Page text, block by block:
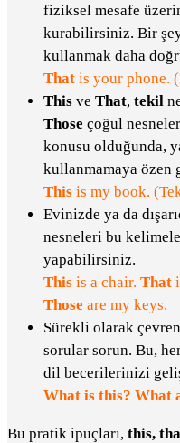
fiziksel mesafe
kurabilirsiniz. Bir
kullanmak daha
That is your phone.
This ve That, tekil
Those çoğul
konusu olduğunda,
kullanmamaya özen
This is my book.
Evinizde ya da
nesneleri bu
yapabilirsiniz.
This is a chair. That
Those are my keys.
Sürekli olarak
sorular sorun. Bu,
dil becerilerinizi
What is this? What
Bu pratik ipuçları, this,